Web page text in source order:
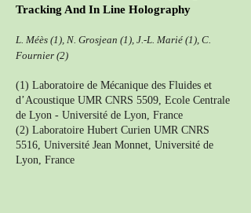
Tracking And In Line Holography
L. Méès (1), N. Grosjean (1), J.-L. Marié (1), C.
Fournier (2)
(1) Laboratoire de Mécanique des Fluides et
d’Acoustique UMR CNRS 5509, Ecole Centrale
de Lyon - Université de Lyon, France
(2) Laboratoire Hubert Curien UMR CNRS
5516, Université Jean Monnet, Université de
Lyon, France